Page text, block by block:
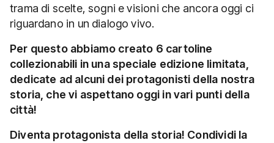
trama di scelte, sogni e visioni che ancora oggi ci
riguardano in un dialogo vivo.
Per questo abbiamo creato 6 cartoline
collezionabili in una speciale edizione limitata,
dedicate ad alcuni dei protagonisti della nostra
storia, che vi aspettano oggi in vari punti della
città!
Diventa protagonista della storia! Condividi la